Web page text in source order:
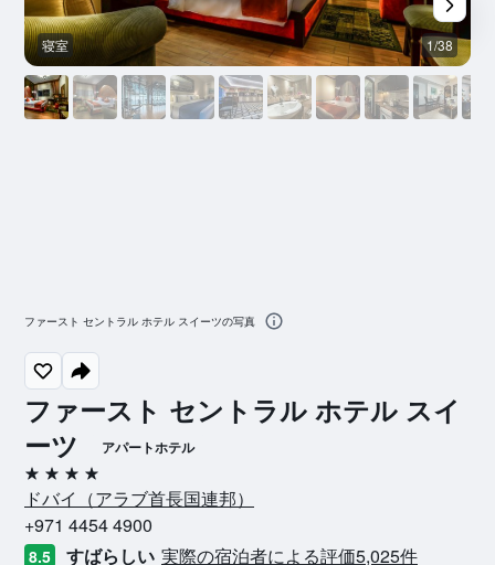
ファースト セントラル ホテル スイ
ーツ
アパートホテル
4つ星
ドバイ​（アラブ首長国連邦​）​
+971 4454 4900
8.5 すばらしい 実際の宿泊者による評価5,025​件
寝室 1/38
ファースト セントラル ホテル スイーツの写真